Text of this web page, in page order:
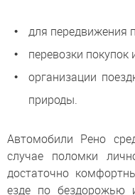
для передвижения
перевозки
организации
природы.
Автомобили Рено
случае поломки
достаточно
езде по бездорожью